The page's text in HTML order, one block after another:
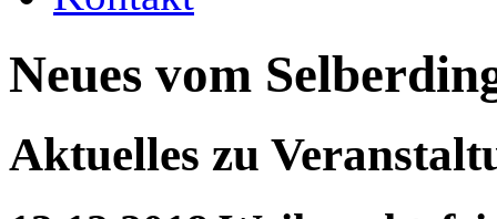
Neues vom
Aktuelles zu